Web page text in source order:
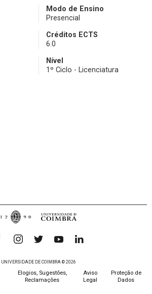
Modo de Ensino
Presencial
Créditos ECTS
6.0
Nível
1º Ciclo - Licenciatura
UNIVERSIDADE DE COIMBRA © 2026
Elogios, Sugestões,
Reclamações
Aviso
Legal
Proteção de
Dados